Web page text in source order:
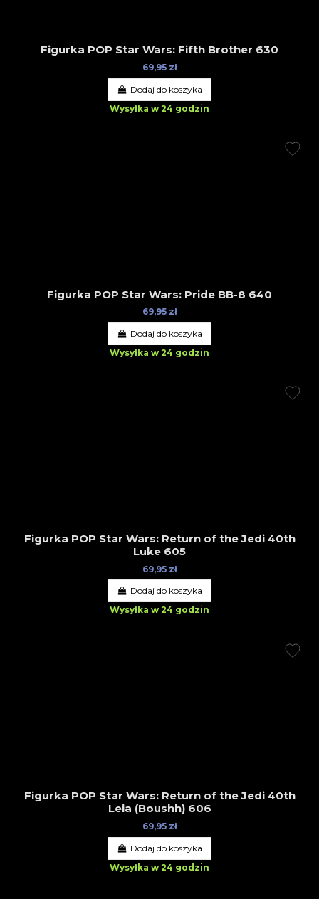
Figurka POP Star Wars: Fifth Brother 630
69,95 zł
Dodaj do koszyka
Wysyłka w 24 godzin
Figurka POP Star Wars: Pride BB-8 640
69,95 zł
Dodaj do koszyka
Wysyłka w 24 godzin
Figurka POP Star Wars: Return of the Jedi 40th
Luke 605
69,95 zł
Dodaj do koszyka
Wysyłka w 24 godzin
Figurka POP Star Wars: Return of the Jedi 40th
Leia (Boushh) 606
69,95 zł
Dodaj do koszyka
Wysyłka w 24 godzin